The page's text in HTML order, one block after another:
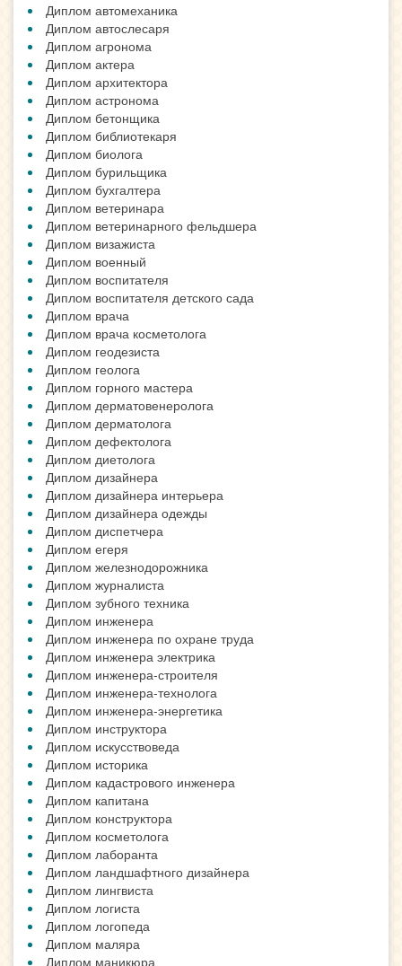
Диплом автомеханика
Диплом автослесаря
Диплом агронома
Диплом актера
Диплом архитектора
Диплом астронома
Диплом бетонщика
Диплом библиотекаря
Диплом биолога
Диплом бурильщика
Диплом бухгалтера
Диплом ветеринара
Диплом ветеринарного фельдшера
Диплом визажиста
Диплом военный
Диплом воспитателя
Диплом воспитателя детского сада
Диплом врача
Диплом врача косметолога
Диплом геодезиста
Диплом геолога
Диплом горного мастера
Диплом дерматовенеролога
Диплом дерматолога
Диплом дефектолога
Диплом диетолога
Диплом дизайнера
Диплом дизайнера интерьера
Диплом дизайнера одежды
Диплом диспетчера
Диплом егеря
Диплом железнодорожника
Диплом журналиста
Диплом зубного техника
Диплом инженера
Диплом инженера по охране труда
Диплом инженера электрика
Диплом инженера-строителя
Диплом инженера-технолога
Диплом инженера-энергетика
Диплом инструктора
Диплом искусствоведа
Диплом историка
Диплом кадастрового инженера
Диплом капитана
Диплом конструктора
Диплом косметолога
Диплом лаборанта
Диплом ландшафтного дизайнера
Диплом лингвиста
Диплом логиста
Диплом логопеда
Диплом маляра
Диплом маникюра